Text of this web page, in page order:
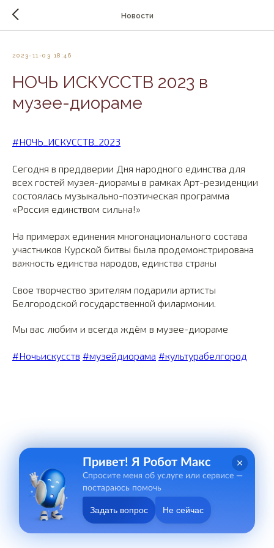
Новости
2023-11-03 18:46
НОЧЬ ИСКУССТВ 2023 в
музее-диораме
#НОЧЬ_ИСКУССТВ_2023
Сегодня в преддверии Дня народного единства для
всех гостей музея-диорамы в рамках Арт-резиденции
состоялась музыкально-поэтическая программа
«Россия единством сильна!»
На примерах единения многонационального состава
участников Курской битвы была продемонстрирована
важность единства народов, единства страны
Свое творчество зрителям подарили артисты
Белгородской государственной филармонии.
Мы вас любим и всегда ждём в музее-диораме
#Ночьискусств #музейдиорама #культурабелгород
Привет! Я Робот Макс
Спросите меня об услуге или сервисе —
постараюсь помочь
Задать вопрос Не сейчас